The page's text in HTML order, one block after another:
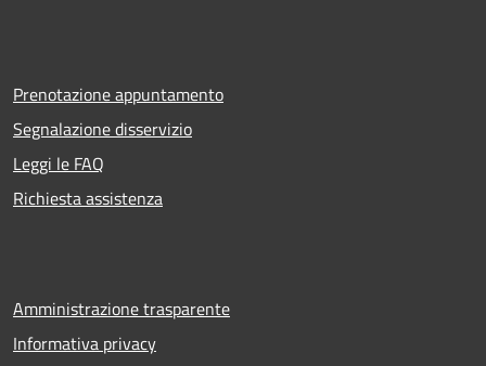
Prenotazione appuntamento
Segnalazione disservizio
Leggi le FAQ
Richiesta assistenza
Amministrazione trasparente
Informativa privacy